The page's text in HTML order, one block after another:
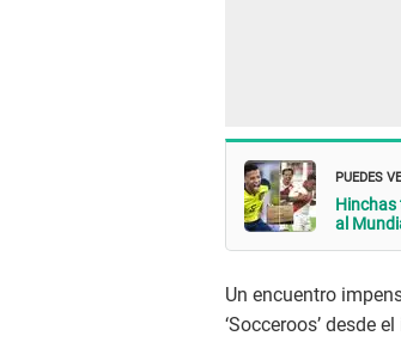
PUEDES
Hinchas
al
Un encuentro
‘Socceroos’ desde